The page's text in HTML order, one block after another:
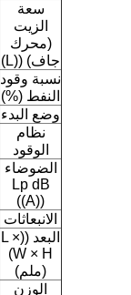
سعة
الزيت
(محرك
جاف) ((L)
نسبة وقود
النفط (%)
وضع البدء
نظام
الوقود
الضوضاء
Lp dB
((A))
الانبعاثات
البعد ((L ×
W × H)
(ملم)
الوزن